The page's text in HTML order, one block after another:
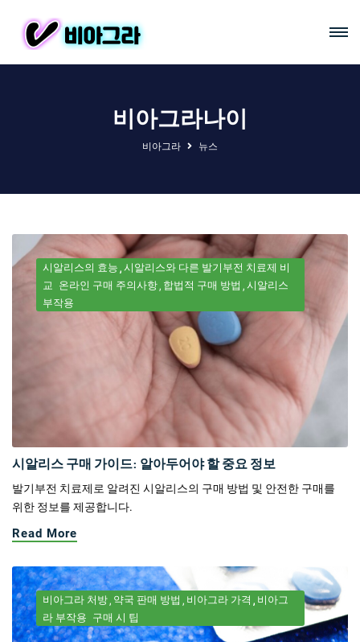
비아그라나이
비아그라 뉴스
시알리스의 효능 시알리스와 다른 발기부전 치료제 비
교 온라인 구매 주의사항 합법적 구매 방법 시알리스
부작용
시알리스 구매 가이드: 알아두어야 할 중요 정보
발기부전 치료제로 알려진 시알리스의 구매 방법 및 안전한 구매를
위한 정보를 제공합니다.
Read More
비아그라 처방 약국 판매 방법 비아그라 가격
비아그
라 부작용 구매 시 팁